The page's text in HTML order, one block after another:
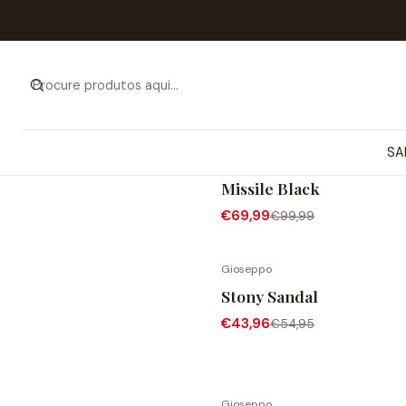
-30% DESCONTO
Missile Black
€69,99€99,99
Gioseppo
Stony Sandal
€43,96€54,95